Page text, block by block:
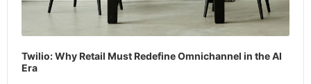
Twilio: Why Retail Must Redefine Omnichannel in the AI
Era